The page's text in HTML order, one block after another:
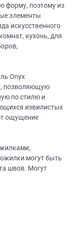
форму, поэтому из
элементы
искусственного
кухонь, для
Onyx
позволяющую
по стилю и
извилистых
ощущение
могут быть
швов. Могут